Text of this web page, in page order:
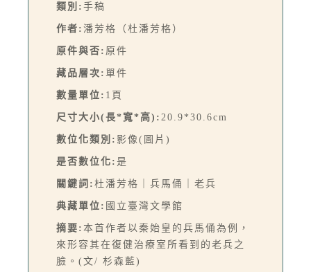
類別: 手稿
作者: 潘芳格（杜潘芳格）
原件與否: 原件
藏品層次: 單件
數量單位: 1頁
尺寸大小(長*寬*高): 20.9*30.6cm
數位化類別: 影像(圖片)
是否數位化: 是
關鍵詞: 杜潘芳格｜兵馬俑｜老兵
典藏單位: 國立臺灣文學館
摘要: 本首作者以秦始皇的兵馬俑為例，
來形容其在復健治療室所看到的老兵之
臉。(文/ 杉森藍)